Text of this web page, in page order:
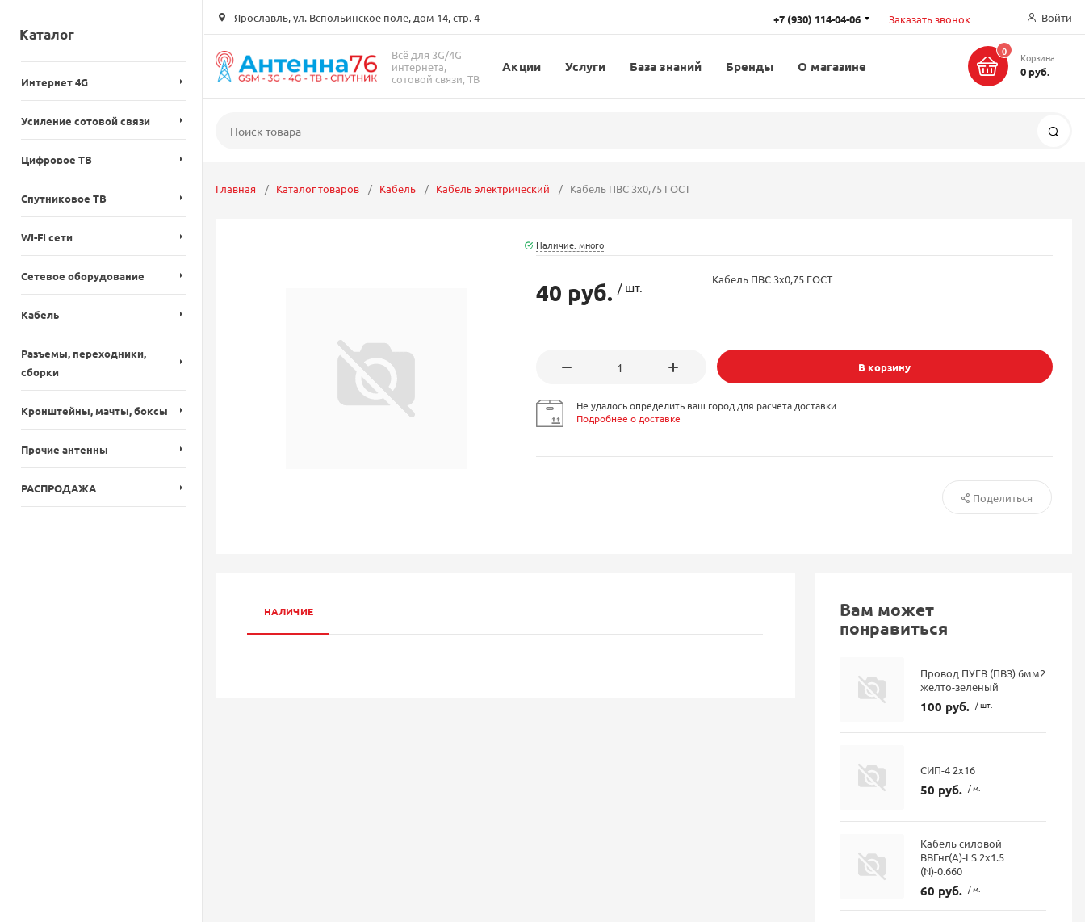
Ярославль, ул. Вспольинское поле, дом 14, стр. 4 +7 (930) 114-04-06 Заказать звонок Войти
Всё для 3G/4G
интернета,
сотовой связи, ТВ
Акции Услуги База знаний Бренды О магазине
0 Корзина
0 руб.
Каталог
Интернет 4G
Усиление сотовой связи
Цифровое ТВ
Спутниковое ТВ
WI-FI сети
Сетевое оборудование
Кабель
Разъемы, переходники,
сборки
Кронштейны, мачты, боксы
Прочие антенны
РАСПРОДАЖА
Главная Каталог товаров Кабель Кабель электрический Кабель ПВС 3x0,75 ГОСТ
Наличие: много
40 руб. / шт.
Кабель ПВС 3x0,75 ГОСТ
В корзину
Не удалось определить ваш город для расчета доставки
Подробнее о доставке
Поделиться
НАЛИЧИЕ
Вам может
понравиться
Провод ПУГВ (ПВЗ) 6мм2
желто-зеленый
100 руб. / шт.
СИП-4 2х16
50 руб. / м.
Кабель силовой
ВВГнг(А)-LS 2х1.5
(N)-0.660
60 руб. / м.